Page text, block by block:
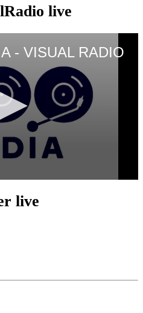
live
live